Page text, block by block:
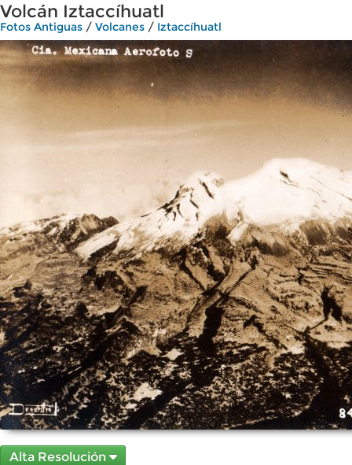
Volcán Iztaccíhuatl
Fotos Antiguas / Volcanes / Iztaccíhuatl
Alta Resolución